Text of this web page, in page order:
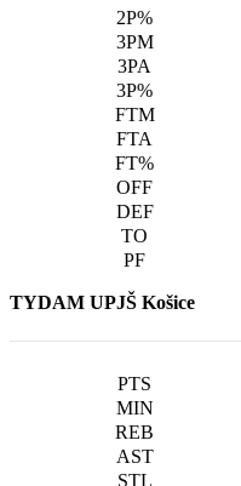
TYDAM UPJŠ Košice